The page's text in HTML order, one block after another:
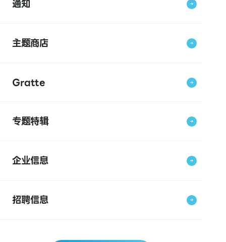
通知
主题商店
Gratte
专题特辑
企业信息
招聘信息